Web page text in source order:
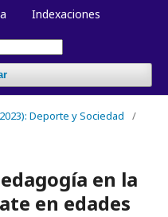
Indexaciones
Deporte y Sociedad
/
en la
en edades